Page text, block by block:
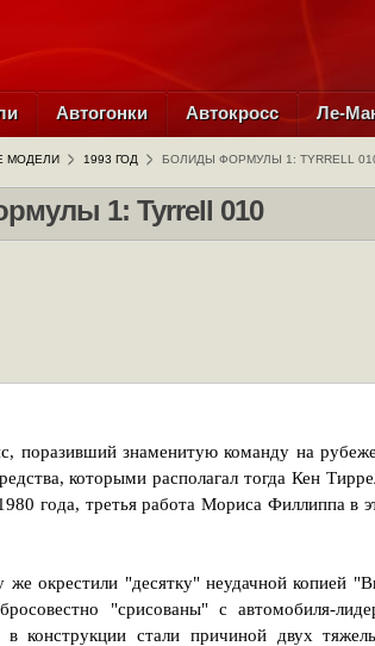
Автогонки Автокросс Ле-
МОДЕЛИ 1993 ГОД БОЛИДЫ ФОРМУЛЫ 1: TYRRELL
1: Tyrrell 010
поразивший знаменитую команду на
которыми располагал тогда Кен
года, третья работа Мориса Филлиппа в
же окрестили "десятку" неудачной копией
"срисованы" с автомобиля-
конструкции стали причиной двух